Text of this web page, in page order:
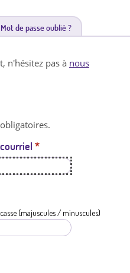
Mot de passe oublié ?
n'hésitez pas à nous
*
(majuscules / minuscules)